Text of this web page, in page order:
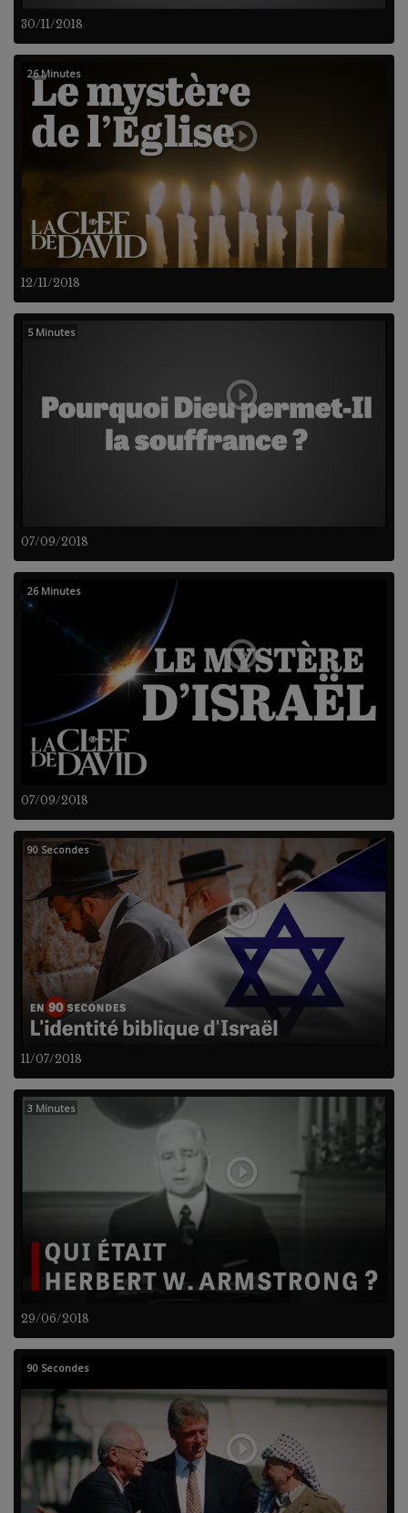
30/11/2018
12/11/2018
26 Minutes
07/09/2018
5 Minutes
07/09/2018
26 Minutes
11/07/2018
90 Secondes
29/06/2018
3 Minutes
90 Secondes